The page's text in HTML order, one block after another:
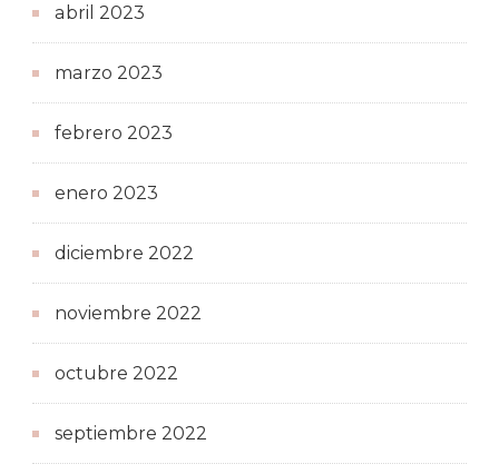
abril 2023
marzo 2023
febrero 2023
enero 2023
diciembre 2022
noviembre 2022
octubre 2022
septiembre 2022